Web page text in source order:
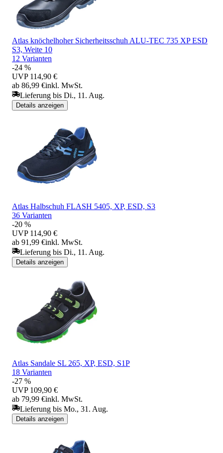
Atlas knöchelhoher Sicherheitsschuh ALU-TEC 735 XP ESD
S3, Weite 10
12 Varianten
-24 %
UVP 114,90 €
ab 86,99 €inkl. MwSt.
Lieferung bis Di., 11. Aug.
Details anzeigen
Atlas Halbschuh FLASH 5405, XP, ESD, S3
36 Varianten
-20 %
UVP 114,90 €
ab 91,99 €inkl. MwSt.
Lieferung bis Di., 11. Aug.
Details anzeigen
Atlas Sandale SL 265, XP, ESD, S1P
18 Varianten
-27 %
UVP 109,90 €
ab 79,99 €inkl. MwSt.
Lieferung bis Mo., 31. Aug.
Details anzeigen